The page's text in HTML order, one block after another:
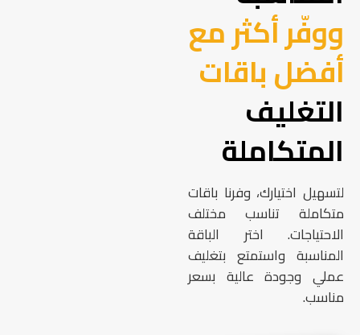
ووفّر أكثر مع
أفضل باقات
التغليف
المتكاملة
لتسهيل اختيارك، وفرنا باقات
متكاملة تناسب مختلف
الاحتياجات. اختر الباقة
المناسبة واستمتع بتغليف
عملي وجودة عالية بسعر
مناسب.